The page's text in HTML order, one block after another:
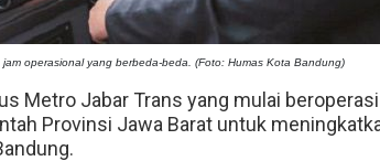
operasional yang berbeda-beda. (Foto: Humas Kota Bandung)
Metro Jabar Trans yang mulai
Provinsi Jawa Barat untuk